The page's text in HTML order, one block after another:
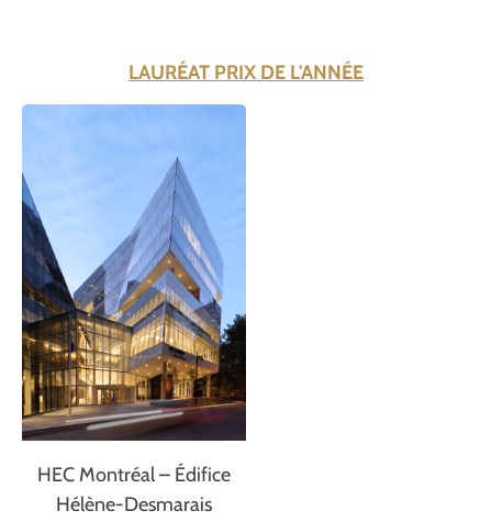
LAURÉAT PRIX DE L'ANNÉE
HEC Montréal – Édifice
Hélène-Desmarais